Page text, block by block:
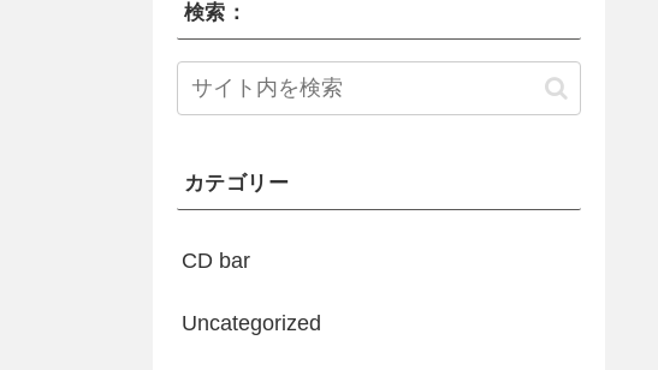
検索：
カテゴリー
CD bar
Uncategorized